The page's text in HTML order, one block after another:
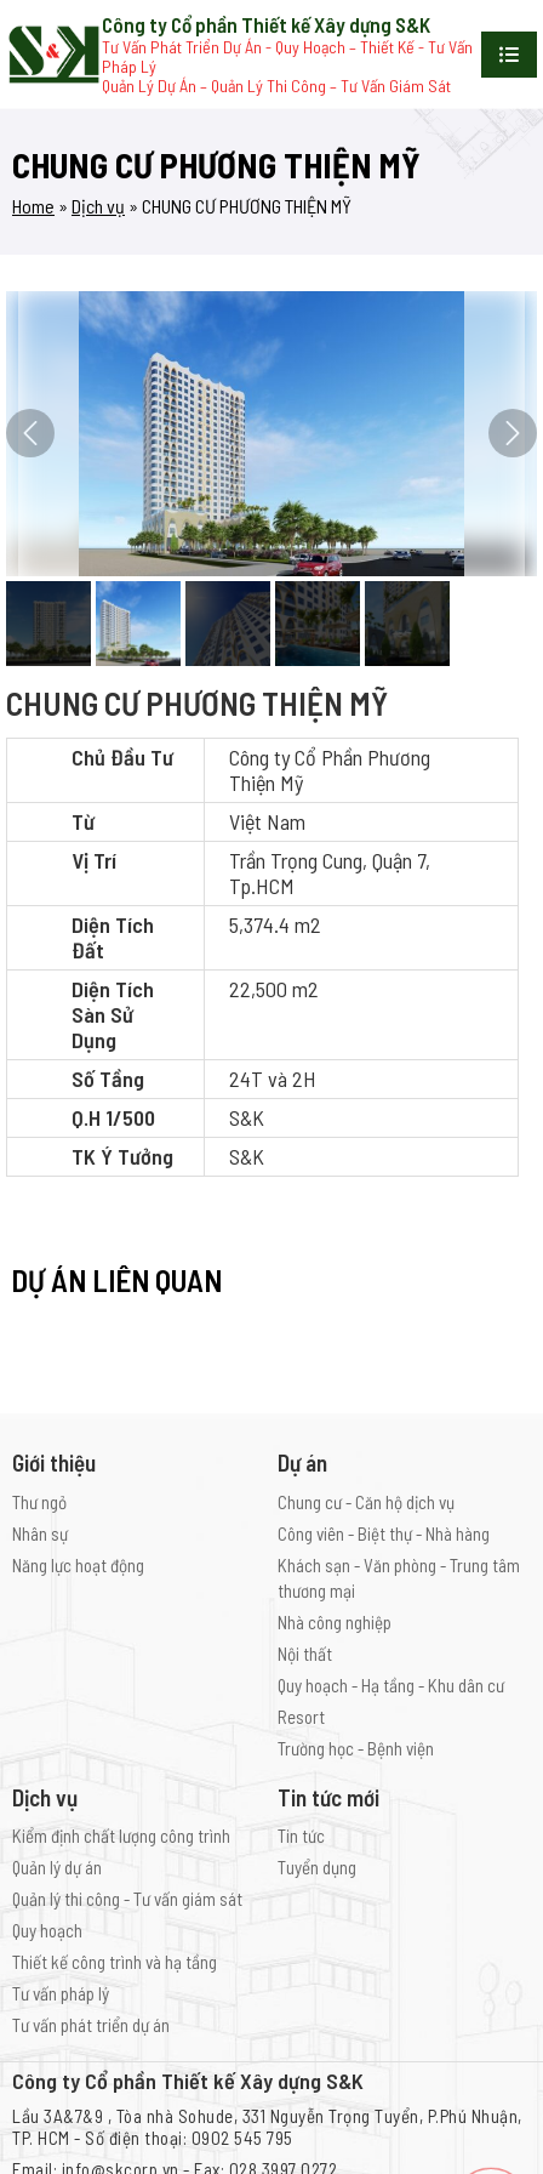
Công ty Cổ phần Thiết kế Xây dựng S&K
Tư Vấn Phát Triển Dự Án - Quy Hoạch – Thiết Kế - Tư Vấn
Pháp Lý
Quản Lý Dự Án – Quản Lý Thi Công – Tư Vấn Giám Sát
CHUNG CƯ PHƯƠNG THIỆN MỸ
Home » Dịch vụ » CHUNG CƯ PHƯƠNG THIỆN MỸ
CHUNG CƯ PHƯƠNG THIỆN MỸ
Chủ Đầu Tư
Công ty Cổ Phần Phương
Thiện Mỹ
Từ
Việt Nam
Vị Trí
Trần Trọng Cung, Quận 7,
Tp.HCM
Diện Tích
Đất
5,374.4 m2
Diện Tích
Sàn Sử
Dụng
22,500 m2
Số Tầng
24T và 2H
Q.H 1/500
S&K
TK Ý Tưởng
S&K
DỰ ÁN LIÊN QUAN
Giới thiệu
Thư ngỏ
Nhân sự
Năng lực hoạt động
Dự án
Chung cư - Căn hộ dịch vụ
Công viên - Biệt thự - Nhà hàng
Khách sạn - Văn phòng - Trung tâm
thương mại
Nhà công nghiệp
Nội thất
Quy hoạch - Hạ tầng - Khu dân cư
Resort
Trường học - Bệnh viện
Dịch vụ
Kiểm định chất lượng công trình
Quản lý dự án
Quản lý thi công - Tư vấn giám sát
Quy hoạch
Thiết kế công trình và hạ tầng
Tư vấn pháp lý
Tư vấn phát triển dự án
Tin tức mới
Tin tức
Tuyển dụng
Công ty Cổ phần Thiết kế Xây dựng S&K
Lầu 3A&7&9 , Tòa nhà Sohude, 331 Nguyễn Trọng Tuyển, P.Phú Nhuận,
TP. HCM - Số điện thoại: 0902 545 795
Email: info@skcorp.vn - Fax: 028 3997 0272